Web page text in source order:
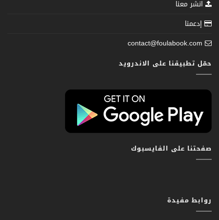
انشر معنا
إدعمنا
contact@foulabook.com
حمّل تطبيقنا على الاندرويد
صفحتنا على الفايسبوك
روابط مفيدة